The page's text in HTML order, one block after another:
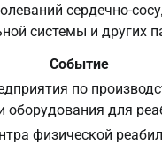
сердечно-
системы и других
Событие
по
оборудования для
физической